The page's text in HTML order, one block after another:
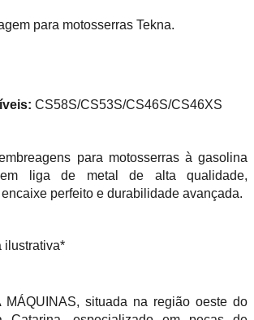
para motosserras Tekna.
CS58S/CS53S/CS46S/CS46XS
para motosserras à gasolina
liga de metal de alta qualidade,
perfeito e durabilidade avançada.
ilustrativa*
MÁQUINAS, situada na região oeste do